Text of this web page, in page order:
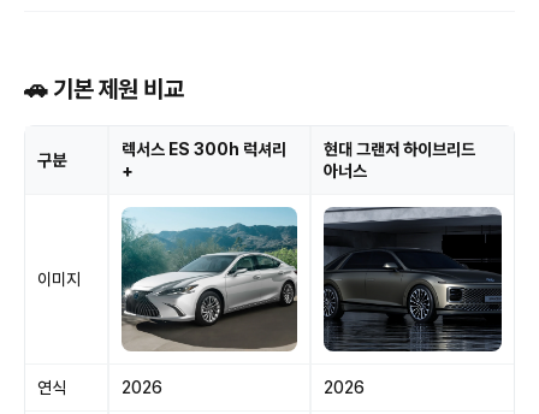
🚗 기본 제원 비교
구분
렉서스 ES 300h 럭셔리
+
현대 그랜저 하이브리드
아너스
이미지
연식 2026 2026